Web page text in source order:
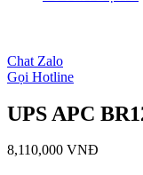
UPS APC
8,110,000 VNĐ
Chat Zalo
Gọi Hotline